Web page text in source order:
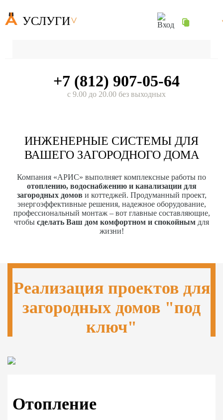
УСЛУГИ
+7 (812) 907-05-64
с 9.00 до 20.00 без выходных
ИНЖЕНЕРНЫЕ СИСТЕМЫ ДЛЯ
ВАШЕГО ЗАГОРОДНОГО ДОМА
Компания «АРИС» выполняет комплексные работы по
отоплению, водоснабжению и канализации для
загородных домов и коттеджей. Продуманный проект,
энергоэффективные решения, надежное оборудование,
профессиональный монтаж – вот главные составляющие,
чтобы сделать Ваш дом комфортном и спокойным для
жизни!
Реализация проектов для
загородных домов "под
ключ"
Отопление